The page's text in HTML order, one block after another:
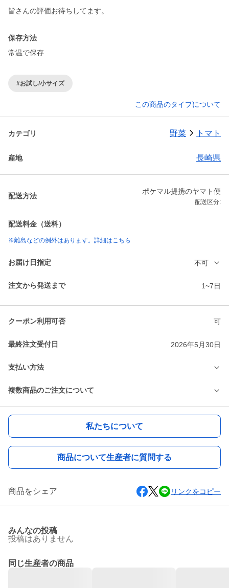
保存方法
常温で保存
#お試し/小サイズ
この商品のタイプについて
カテゴリ 野菜 トマト
産地 長崎県
配送方法
ポケマル提携のヤマト便
配送区分:
配送料金（送料）
※離島などの例外はあります。詳細はこちら
お届け日指定 不可
注文から発送まで 1~7日
クーポン利用可否 可
最終注文受付日 2026年5月30日
支払い方法
複数商品のご注文について
私たちについて
商品について生産者に質問する
商品をシェア リンクをコピー
みんなの投稿
投稿はありません
同じ生産者の商品